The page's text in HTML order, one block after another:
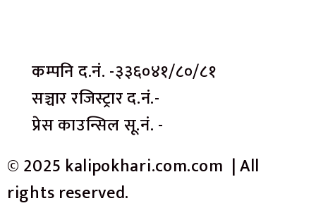
कम्पनि द.नं. -३३६०४१/८०/८१
सञ्चार रजिस्ट्रार द.नं.-
प्रेस काउन्सिल सू.नं. -
© 2025 kalipokhari.com.com | All
rights reserved.